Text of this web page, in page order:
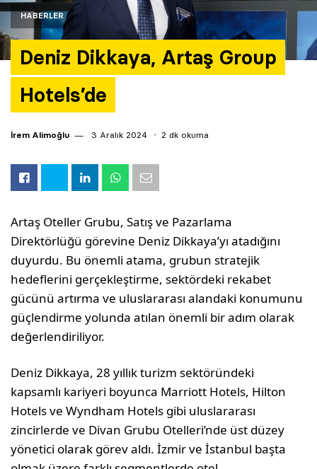
HABERLER
Deniz Dikkaya, Artaş Group
Hotels’de
İrem Alimoğlu 3 Aralık 2024 2 dk okuma
Artaş Oteller Grubu, Satış ve Pazarlama
Direktörlüğü görevine Deniz Dikkaya’yı atadığını
duyurdu. Bu önemli atama, grubun stratejik
hedeflerini gerçekleştirme, sektördeki rekabet
gücünü artırma ve uluslararası alandaki konumunu
güçlendirme yolunda atılan önemli bir adım olarak
değerlendiriliyor.
Deniz Dikkaya, 28 yıllık turizm sektöründeki
kapsamlı kariyeri boyunca Marriott Hotels, Hilton
Hotels ve Wyndham Hotels gibi uluslararası
zincirlerde ve Divan Grubu Otelleri’nde üst düzey
yönetici olarak görev aldı. İzmir ve İstanbul başta